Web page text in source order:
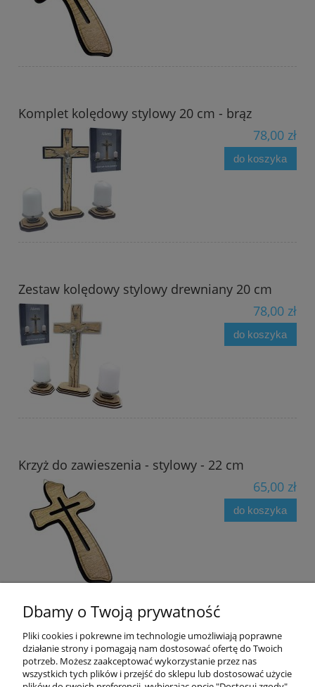
Komplet kolędowy stylowy 20 cm - brąz
78,00 zł
do koszyka
Zestaw kolędowy stylowy drewniany 20 cm
78,00 zł
do koszyka
Krzyż do zawieszenia - stylowy - 22 cm
65,00 zł
do koszyka
Pomoc
Dbamy o Twoją prywatność
Pliki cookies i pokrewne im technologie umożliwiają poprawne
działanie strony i pomagają nam dostosować ofertę do Twoich
potrzeb. Możesz zaakceptować wykorzystanie przez nas
wszystkich tych plików i przejść do sklepu lub dostosować użycie